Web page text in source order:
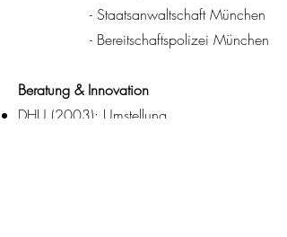
- Staatsanwaltschaft München
- Bereitschaftspolizei München
Beratung & Innovation
DHU (2003): Umstellung